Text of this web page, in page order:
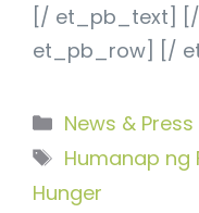
[/ et_pb_text]
et_pb_row] [/
Categories
News & Press
Tags
Humanap ng
Hunger